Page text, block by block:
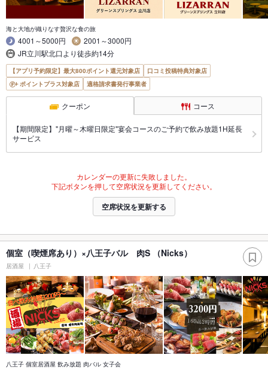
海と大地が織りなす贅沢な食の旅
4001～5000円
2001～3000円
JR立川駅北口より徒歩約14分
【アプリ予約限定】最大800ポイント還元対象店
口コミ投稿特典対象店
ポイントプラス対象店
適格請求書発行事業者
クーポン コース
【期間限定】"月曜～木曜日限定"宴会コースのご予約で飲み放題1H延長
サービス
カレンダーの更新に失敗しました。
下記ボタンを押して空席状況を更新してください。
空席状況を更新する
個室（喫煙席あり）×八王子バル 肉S （Nicks）
居酒屋 八王子
八王子 個室居酒屋 飲み放題 肉バル 女子会